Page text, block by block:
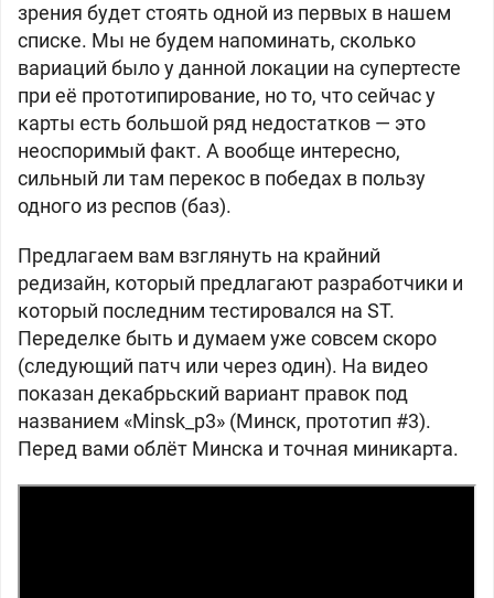
зрения будет стоять одной из первых в нашем
списке. Мы не будем напоминать, сколько
вариаций было у данной локации на супертесте
при её прототипирование, но то, что сейчас у
карты есть большой ряд недостатков — это
неоспоримый факт. А вообще интересно,
сильный ли там перекос в победах в пользу
одного из респов (баз).
Предлагаем вам взглянуть на крайний
редизайн, который предлагают разработчики и
который последним тестировался на ST.
Переделке быть и думаем уже совсем скоро
(следующий патч или через один). На видео
показан декабрьский вариант правок под
названием «Minsk_p3» (Минск, прототип #3).
Перед вами облёт Минска и точная миникарта.